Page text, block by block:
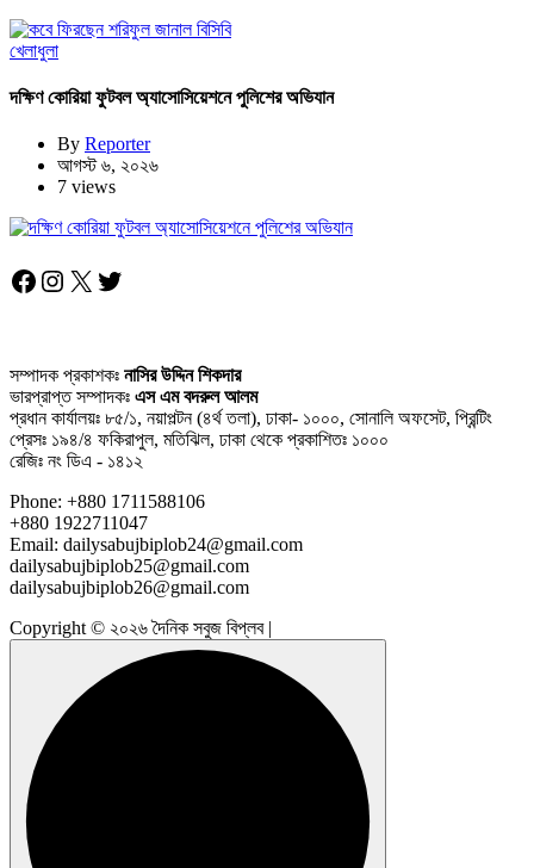
খেলাধুলা
দক্ষিণ কোরিয়া ফুটবল অ্যাসোসিয়েশনে পুলিশের অভিযান
By Reporter
আগস্ট ৬, ২০২৬
7 views
Facebook
Instagram
X Twitter
সম্পাদক প্রকাশকঃ নাসির উদ্দিন শিকদার
ভারপ্রাপ্ত সম্পাদকঃ এস এম বদরুল আলম
প্রধান কার্যালয়ঃ ৮৫/১, নয়াপল্টন (৪র্থ তলা), ঢাকা- ১০০০, সোনালি অফসেট, প্রিন্টিং
প্রেসঃ ১৯৪/৪ ফকিরাপুল, মতিঝিল, ঢাকা থেকে প্রকাশিতঃ ১০০০
রেজিঃ নং ডিএ - ১৪১২
Phone: +880 1711588106
+880 1922711047
Email: dailysabujbiplob24@gmail.com
dailysabujbiplob25@gmail.com
dailysabujbiplob26@gmail.com
Copyright © ২০২৬ দৈনিক সবুজ বিপ্লব |